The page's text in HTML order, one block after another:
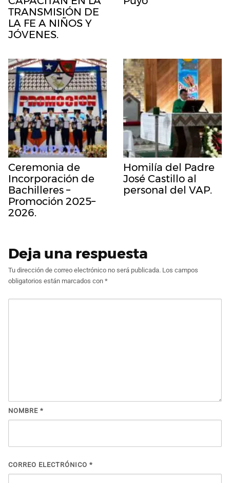
TRANSMISIÓN DE
LA FE A NIÑOS Y
JÓVENES.
Ceremonia de
Incorporación de
Bachilleres –
Promoción 2025–
2026.
Homilía del Padre
José Castillo al
personal del VAP.
Deja una respuesta
Tu dirección de correo electrónico no será publicada. Los campos
obligatorios están marcados con *
NOMBRE *
CORREO ELECTRÓNICO *